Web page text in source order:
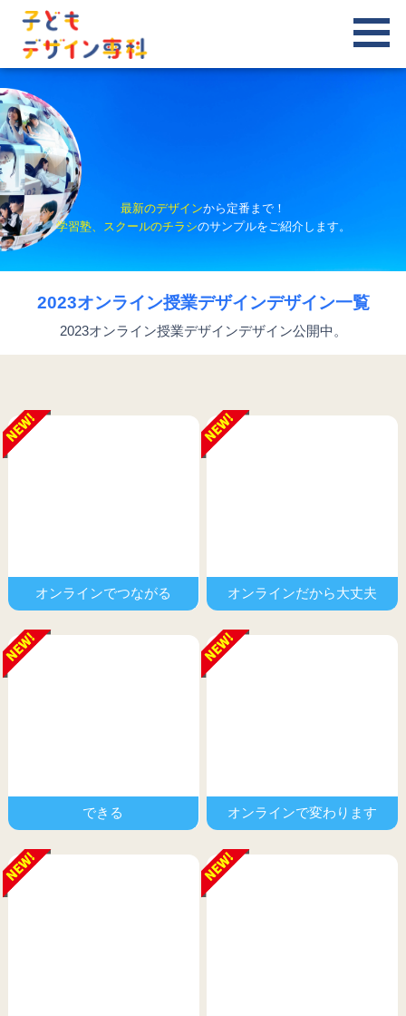
最新のデザインから定番まで！
学習塾、スクールのチラシのサンプルをご紹介します。
2023オンライン授業デザインデザイン一覧
2023オンライン授業デザインデザイン公開中。
オンラインでつながる オンラインだから大丈夫
できる オンラインで変わります